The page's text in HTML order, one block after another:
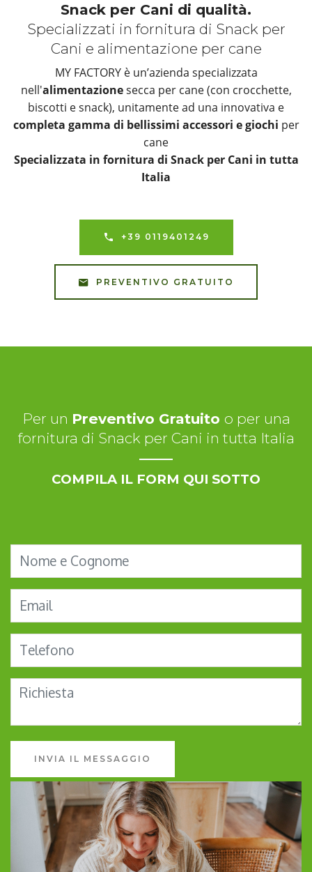
Snack per Cani di qualità.
Specializzati in fornitura di Snack per
Cani e alimentazione per cane
MY FACTORY è un’azienda specializzata
nell'alimentazionesecca per cane (con crocchette,
biscotti e snack), unitamente ad una innovativa e
completa gamma di bellissimi accessori e giochi per
cane
Specializzata in fornitura di Snack per Cani in tutta
Italia
+39 0119401249
PREVENTIVO GRATUITO
Per un Preventivo Gratuito o per una
fornitura di Snack per Cani in tutta Italia
COMPILA IL FORM QUI SOTTO
INVIA IL MESSAGGIO